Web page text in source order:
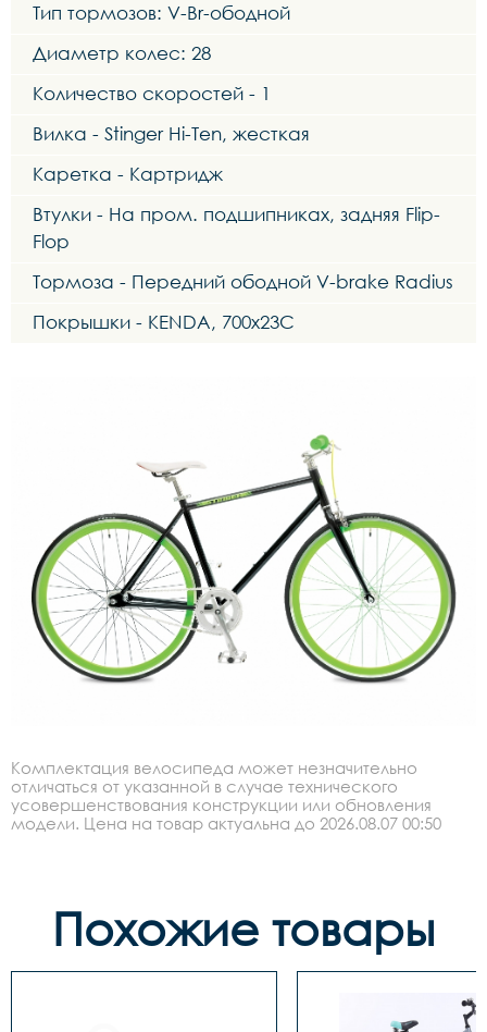
Тип тормозов: V-Br-ободной
Диаметр колес: 28
Количество скоростей - 1
Вилка - Stinger Hi-Ten, жесткая
Каретка - Картридж
Втулки - На пром. подшипниках, задняя Flip-
Flop
Тормоза - Передний ободной V-brake Radius
Покрышки - KENDA, 700х23С
Комплектация велосипеда может незначительно
отличаться от указанной в случае технического
усовершенствования конструкции или обновления
модели. Цена на товар актуальна до 2026.08.07 00:50
Похожие товары